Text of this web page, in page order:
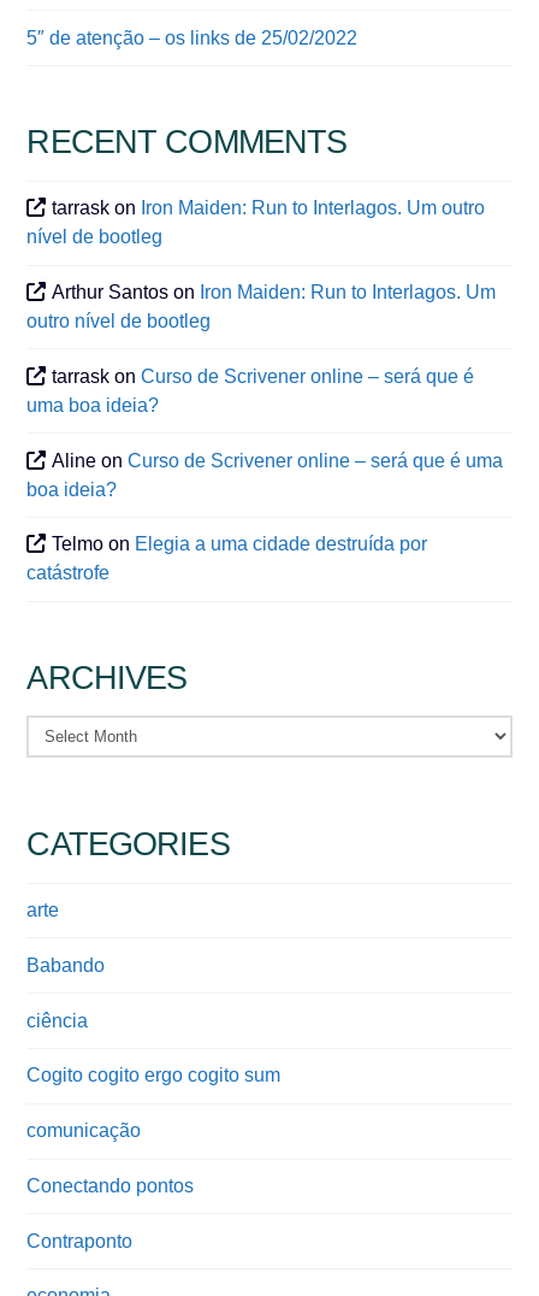
5″ de atenção – os links de 25/02/2022
RECENT COMMENTS
tarrask on Iron Maiden: Run to Interlagos. Um outro
nível de bootleg
Arthur Santos on Iron Maiden: Run to Interlagos. Um
outro nível de bootleg
tarrask onCurso de Scrivener online – será que é
uma boa ideia?
Aline onCurso de Scrivener online – será que é uma
boa ideia?
Telmo on Elegia a uma cidade destruída por
catástrofe
ARCHIVES
Archives
CATEGORIES
arte
Babando
ciência
Cogito cogito ergo cogito sum
comunicação
Conectando pontos
Contraponto